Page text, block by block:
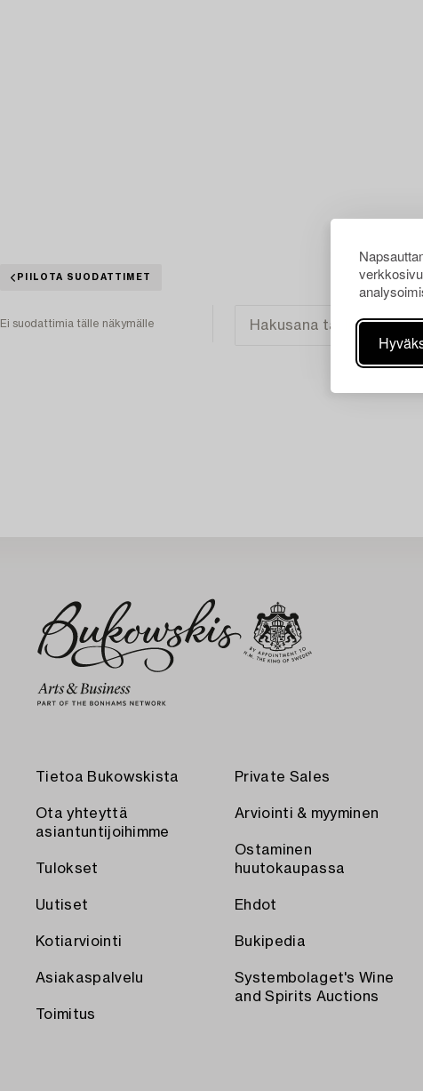
PIILOTA SUODATTIMET
Ei suodattimia tälle näkymälle
Tietoa Bukowskista
Ota yhteyttä
asiantuntijoihimme
Tulokset
Uutiset
Kotiarviointi
Asiakaspalvelu
Toimitus
Private Sales
Arviointi & myyminen
Ostaminen
huutokaupassa
Ehdot
Bukipedia
Systembolaget's Wine
and Spirits Auctions